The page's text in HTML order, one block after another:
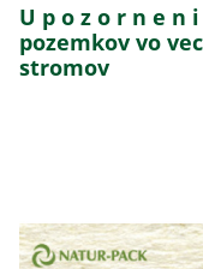
U p o z o r n e n
pozemkov vo
stromov